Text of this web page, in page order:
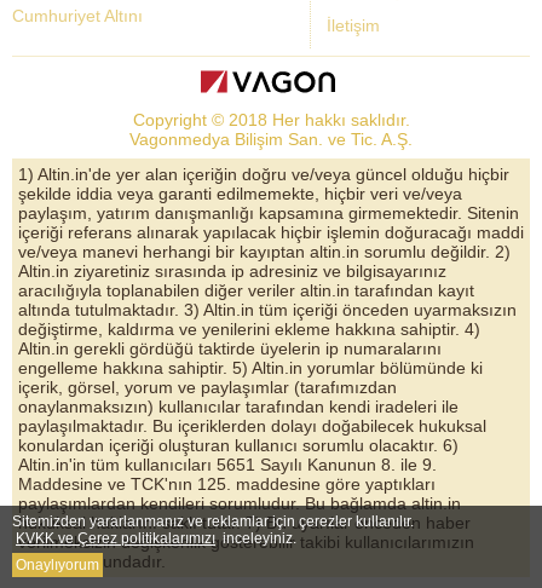
İletişim
Cumhuriyet Altını
Dolar Kuru
Altın Yorumları
Döviz Kurları
Çeyrek Altın
Bitcoin
Euro/Dolar Parite
Sterlin
Döviz Arşivi
Copyright © 2018 Her hakkı saklıdır.
Vagonmedya Bilişim San. ve Tic. A.Ş.
1) Altin.in'de yer alan içeriğin doğru ve/veya güncel olduğu hiçbir
şekilde iddia veya garanti edilmemekte, hiçbir veri ve/veya
paylaşım, yatırım danışmanlığı kapsamına girmemektedir. Sitenin
içeriği referans alınarak yapılacak hiçbir işlemin doğuracağı maddi
ve/veya manevi herhangi bir kayıptan altin.in sorumlu değildir. 2)
Altin.in ziyaretiniz sırasında ip adresiniz ve bilgisayarınız
aracılığıyla toplanabilen diğer veriler altin.in tarafından kayıt
altında tutulmaktadır. 3) Altin.in tüm içeriği önceden uyarmaksızın
değiştirme, kaldırma ve yenilerini ekleme hakkına sahiptir. 4)
Altin.in gerekli gördüğü taktirde üyelerin ip numaralarını
engelleme hakkına sahiptir. 5) Altin.in yorumlar bölümünde ki
içerik, görsel, yorum ve paylaşımlar (tarafımızdan
onaylanmaksızın) kullanıcılar tarafından kendi iradeleri ile
paylaşılmaktadır. Bu içeriklerden dolayı doğabilecek hukuksal
konulardan içeriği oluşturan kullanıcı sorumlu olacaktır. 6)
Altin.in'in tüm kullanıcıları 5651 Sayılı Kanunun 8. ile 9.
Maddesine ve TCK'nın 125. maddesine göre yaptıkları
paylaşımlardan kendileri sorumludur. Bu bağlamda altin.in
hukuksal haklarını saklı tutar. 7) Bu uyarılar önceden haber
verilmeksizin değişkenlik gösterebilir takibi kullanıcılarımızın
sorumluluğundadır.
Sitemizden yararlanmanız ve reklamlar için çerezler kullanılır.
KVKK ve Çerez politikalarımızı inceleyiniz.
Onaylıyorum